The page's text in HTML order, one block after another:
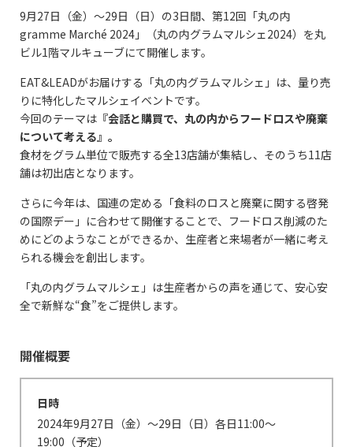
9月27日（金）～29日（日）の3日間、第12回「丸の内
gramme Marché 2024」（丸の内グラムマルシェ2024）を丸
ビル1階マルキューブにて開催します。
EAT&LEADがお届けする「丸の内グラムマルシェ」は、量り売
りに特化したマルシェイベントです。
今回のテーマは 『会話と購買で、丸の内からフードロスや廃棄
について考える 』。
食材をグラム単位で販売する全13店舗が集結し、そのうち11店
舗は初出店となります。
さらに今年は、国連の定める「食料のロスと廃棄に関する啓発
の国際デー」に合わせて開催することで、フードロス削減のた
めにどのようなことができるか、生産者と来場者が一緒に考え
られる機会を創出します。
「丸の内グラムマルシェ」は生産者からの声を通じて、安心安
全で新鮮な“食”をご提供します。
開催概要
日時
2024年9月27日（金）～29日（日）各日11:00～
19:00（予定）